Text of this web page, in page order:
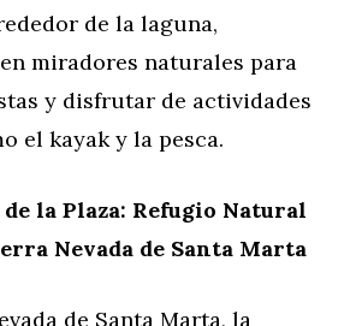
de la laguna,
miradores naturales para
y disfrutar de actividades
el kayak y la pesca.
la Plaza: Refugio Natural
Nevada de Santa Marta
de Santa Marta, la